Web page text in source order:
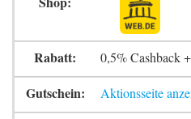
0,5% Cashback
Aktionsseite